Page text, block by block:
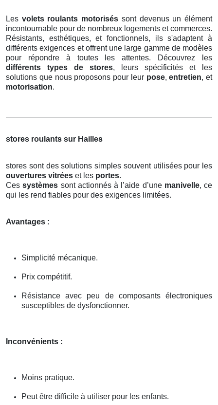
Les volets roulants motorisés sont devenus un élément
incontournable pour de nombreux logements et commerces.
Résistants, esthétiques, et fonctionnels, ils s'adaptent à
différents exigences et offrent une large gamme de modèles
pour répondre à toutes les attentes. Découvrez les
différents types de stores, leurs spécificités et les
solutions que nous proposons pour leur pose,entretien, et
motorisation.
stores roulants sur Hailles
stores sont des solutions simples souvent utilisées pour les
ouvertures vitrées et les portes.
Cessystèmes sont actionnés à l’aide d’une manivelle, ce
qui les rend fiables pour des exigences limitées.
Avantages :
Simplicité mécanique.
Prix compétitif.
Résistance avec peu de composants électroniques
susceptibles de dysfonctionner.
Inconvénients :
Moins pratique.
Peut être difficile à utiliser pour les enfants.